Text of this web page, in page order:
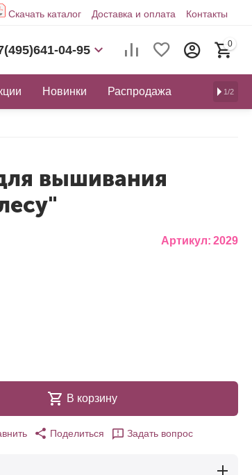
Скачать каталог Доставка и оплата Контакты
04-95 0
Новинки Распродажа 1/2
вышивания
Артикул: 2029
В корзину
Поделиться Задать вопрос